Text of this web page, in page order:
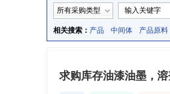
所有采购类型
相关搜索： 产品 中间体 产品原料
求购库存油漆油墨，溶